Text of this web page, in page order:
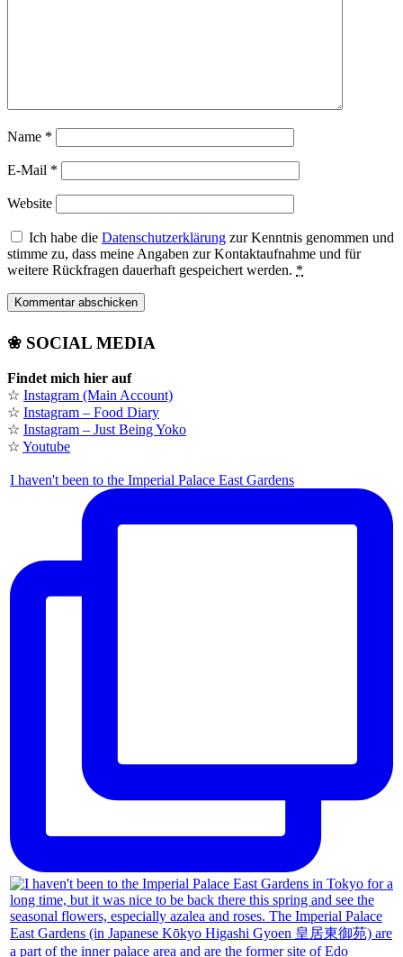
Name *
E-Mail *
Website
Ich habe die Datenschutzerklärung zur Kenntnis genommen und
stimme zu, dass meine Angaben zur Kontaktaufnahme und für
weitere Rückfragen dauerhaft gespeichert werden. *
❀ SOCIAL MEDIA
Findet mich hier auf
☆ Instagram (Main Account)
☆ Instagram – Food Diary
☆ Instagram – Just Being Yoko
☆ Youtube
I haven't been to the Imperial Palace East Gardens